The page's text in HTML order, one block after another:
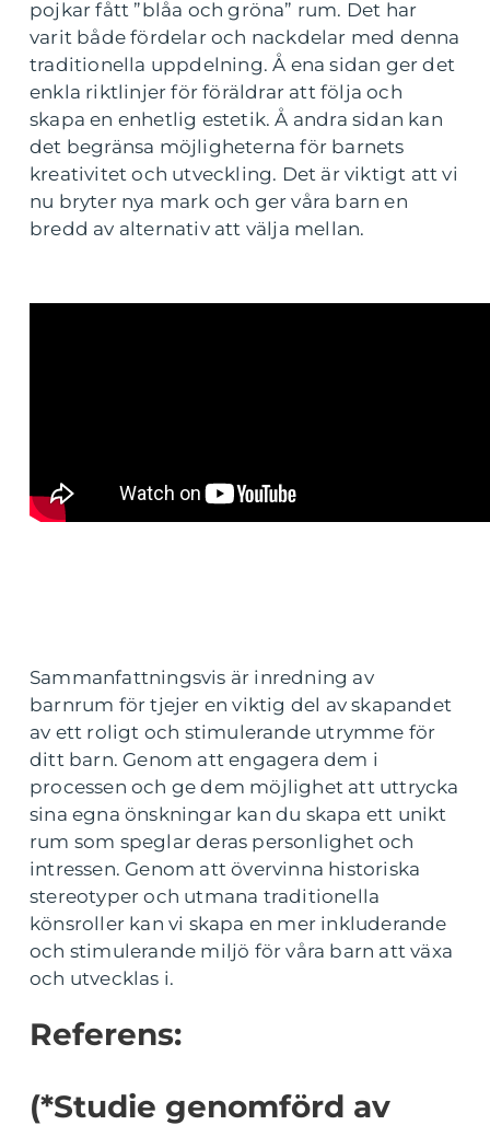
pojkar fått ”blåa och gröna” rum. Det har
varit både fördelar och nackdelar med denna
traditionella uppdelning. Å ena sidan ger det
enkla riktlinjer för föräldrar att följa och
skapa en enhetlig estetik. Å andra sidan kan
det begränsa möjligheterna för barnets
kreativitet och utveckling. Det är viktigt att vi
nu bryter nya mark och ger våra barn en
bredd av alternativ att välja mellan.
Sammanfattningsvis är inredning av
barnrum för tjejer en viktig del av skapandet
av ett roligt och stimulerande utrymme för
ditt barn. Genom att engagera dem i
processen och ge dem möjlighet att uttrycka
sina egna önskningar kan du skapa ett unikt
rum som speglar deras personlighet och
intressen. Genom att övervinna historiska
stereotyper och utmana traditionella
könsroller kan vi skapa en mer inkluderande
och stimulerande miljö för våra barn att växa
och utvecklas i.
Referens:
(*Studie genomförd av